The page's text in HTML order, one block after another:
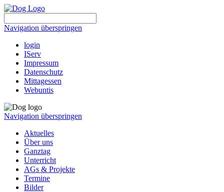
Navigation überspringen
login
IServ
Impressum
Datenschutz
Mittagessen
Webuntis
Navigation überspringen
Aktuelles
Über uns
Ganztag
Unterricht
AGs & Projekte
Termine
Bilder